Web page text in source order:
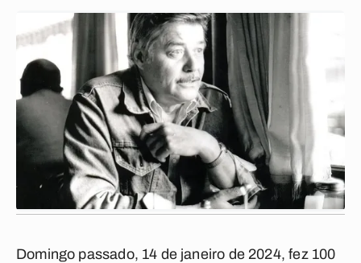
Domingo passado, 14 de janeiro de 2024, fez 100